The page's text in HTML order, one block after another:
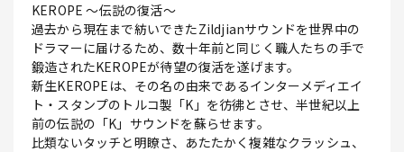
KEROPE ～伝説の復活～
過去から現在まで紡いできたZildjianサウンドを世界中の
ドラマーに届けるため、数十年前と同じく職人たちの手で
鍛造されたKEROPEが待望の復活を遂げます。
新生KEROPEは、その名の由来であるインターメディエイ
ト・スタンプのトルコ製「K」を彷彿とさせ、半世紀以上
前の伝説の「K」サウンドを蘇らせます。
比類ないタッチと明瞭さ、あたたかく複雑なクラッシュ、